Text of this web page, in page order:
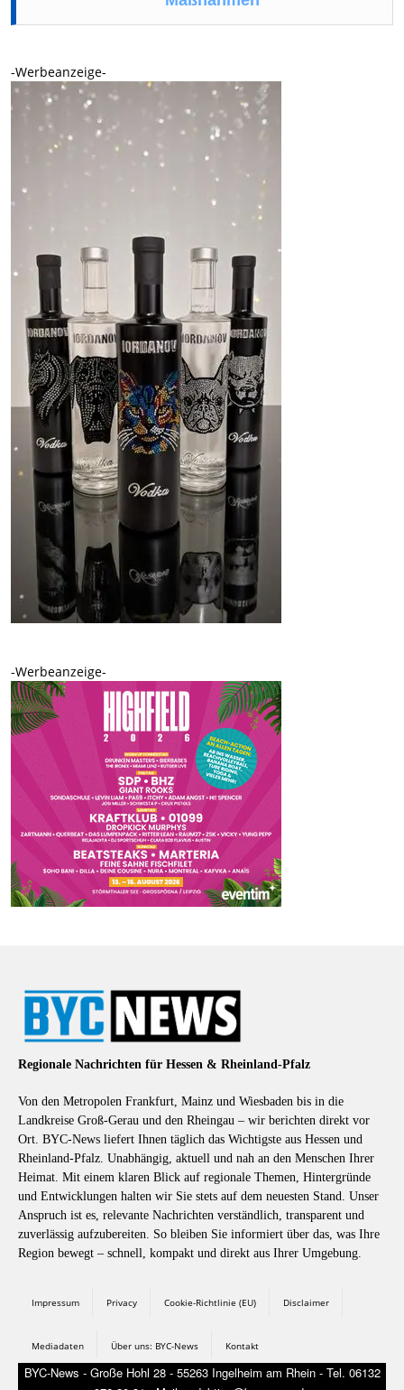
-Werbeanzeige-
-Werbeanzeige-
Regionale Nachrichten für Hessen & Rheinland-Pfalz
Von den Metropolen Frankfurt, Mainz und Wiesbaden bis in die
Landkreise Groß-Gerau und den Rheingau – wir berichten direkt vor
Ort. BYC-News liefert Ihnen täglich das Wichtigste aus Hessen und
Rheinland-Pfalz. Unabhängig, aktuell und nah an den Menschen Ihrer
Heimat. Mit einem klaren Blick auf regionale Themen, Hintergründe
und Entwicklungen halten wir Sie stets auf dem neuesten Stand. Unser
Anspruch ist es, relevante Nachrichten verständlich, transparent und
zuverlässig aufzubereiten. So bleiben Sie informiert über das, was Ihre
Region bewegt – schnell, kompakt und direkt aus Ihrer Umgebung.
Impressum Privacy Cookie-Richtlinie (EU) Disclaimer
Mediadaten Über uns: BYC-News Kontakt
BYC-News - Große Hohl 28 - 55263 Ingelheim am Rhein - Tel. 06132